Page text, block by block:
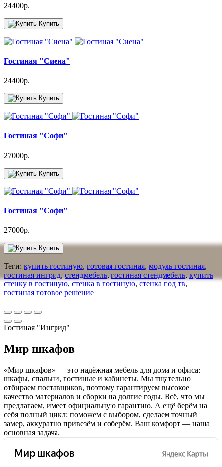
24400р.
Купить
Гостиная "Сиена"
24400р.
Купить
Гостиная "Софи"
27000р.
Купить
Гостиная "Софи"
27000р.
Купить
Теги: купить гостиную, готовая гостиная, модуль гостиная,
гостиная ингрид, стендмебель, гостиная стендмебель, купить
стенку в гостиную, стенка в гостиную, стенка под тв,
гостиная готовое решение
Гостиная "Ингрид"
Мир шкафов
«Мир шкафов» — это надёжная мебель для дома и офиса:
шкафы, спальни, гостиные и кабинеты. Мы тщательно
отбираем поставщиков, поэтому гарантируем высокое
качество материалов и сборки на долгие годы. Всё, что мы
предлагаем, имеет официальную гарантию. А ещё берём на
себя полный цикл: поможем с выбором, сделаем точный
замер, аккуратно привезём и соберём. Ваш комфорт — наша
основная задача.